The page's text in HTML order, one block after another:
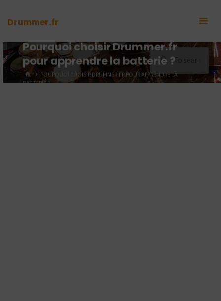
Drummer.fr
for:
Pourquoi choisir Drummer.fr
pour apprendre la batterie ?
HOMEPOURQUOI CHOISIR DRUMMER.FR POUR APPRENDRE LA
BATTERIE ?